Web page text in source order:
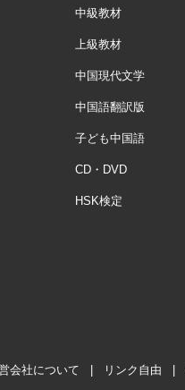
中級教材
上級教材
中国現代文学
中国語翻訳版
子ども中国語
CD・DVD
HSK検定
会社について リンク自由